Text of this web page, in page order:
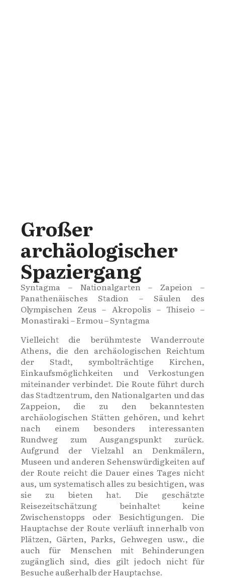
Großer
archäologischer
Spaziergang
Syntagma – Nationalgarten – Zapeion –
Panathenäisches Stadion – Säulen des
Olympischen Zeus – Akropolis – Thiseio –
Monastiraki – Ermou – Syntagma
Vielleicht die berühmteste Wanderroute
Athens, die den archäologischen Reichtum
der Stadt, symbolträchtige Kirchen,
Einkaufsmöglichkeiten und Verkostungen
miteinander verbindet. Die Route führt durch
das Stadtzentrum, den Nationalgarten und das
Zappeion, die zu den bekanntesten
archäologischen Stätten gehören, und kehrt
nach einem besonders interessanten
Rundweg zum Ausgangspunkt zurück.
Aufgrund der Vielzahl an Denkmälern,
Museen und anderen Sehenswürdigkeiten auf
der Route reicht die Dauer eines Tages nicht
aus, um systematisch alles zu besichtigen, was
sie zu bieten hat. Die geschätzte
Reisezeitschätzung beinhaltet keine
Zwischenstopps oder Besichtigungen. Die
Hauptachse der Route verläuft innerhalb von
Plätzen, Gärten, Parks, Gehwegen usw., die
auch für Menschen mit Behinderungen
zugänglich sind, dies gilt jedoch nicht für
Besuche außerhalb der Hauptachse.